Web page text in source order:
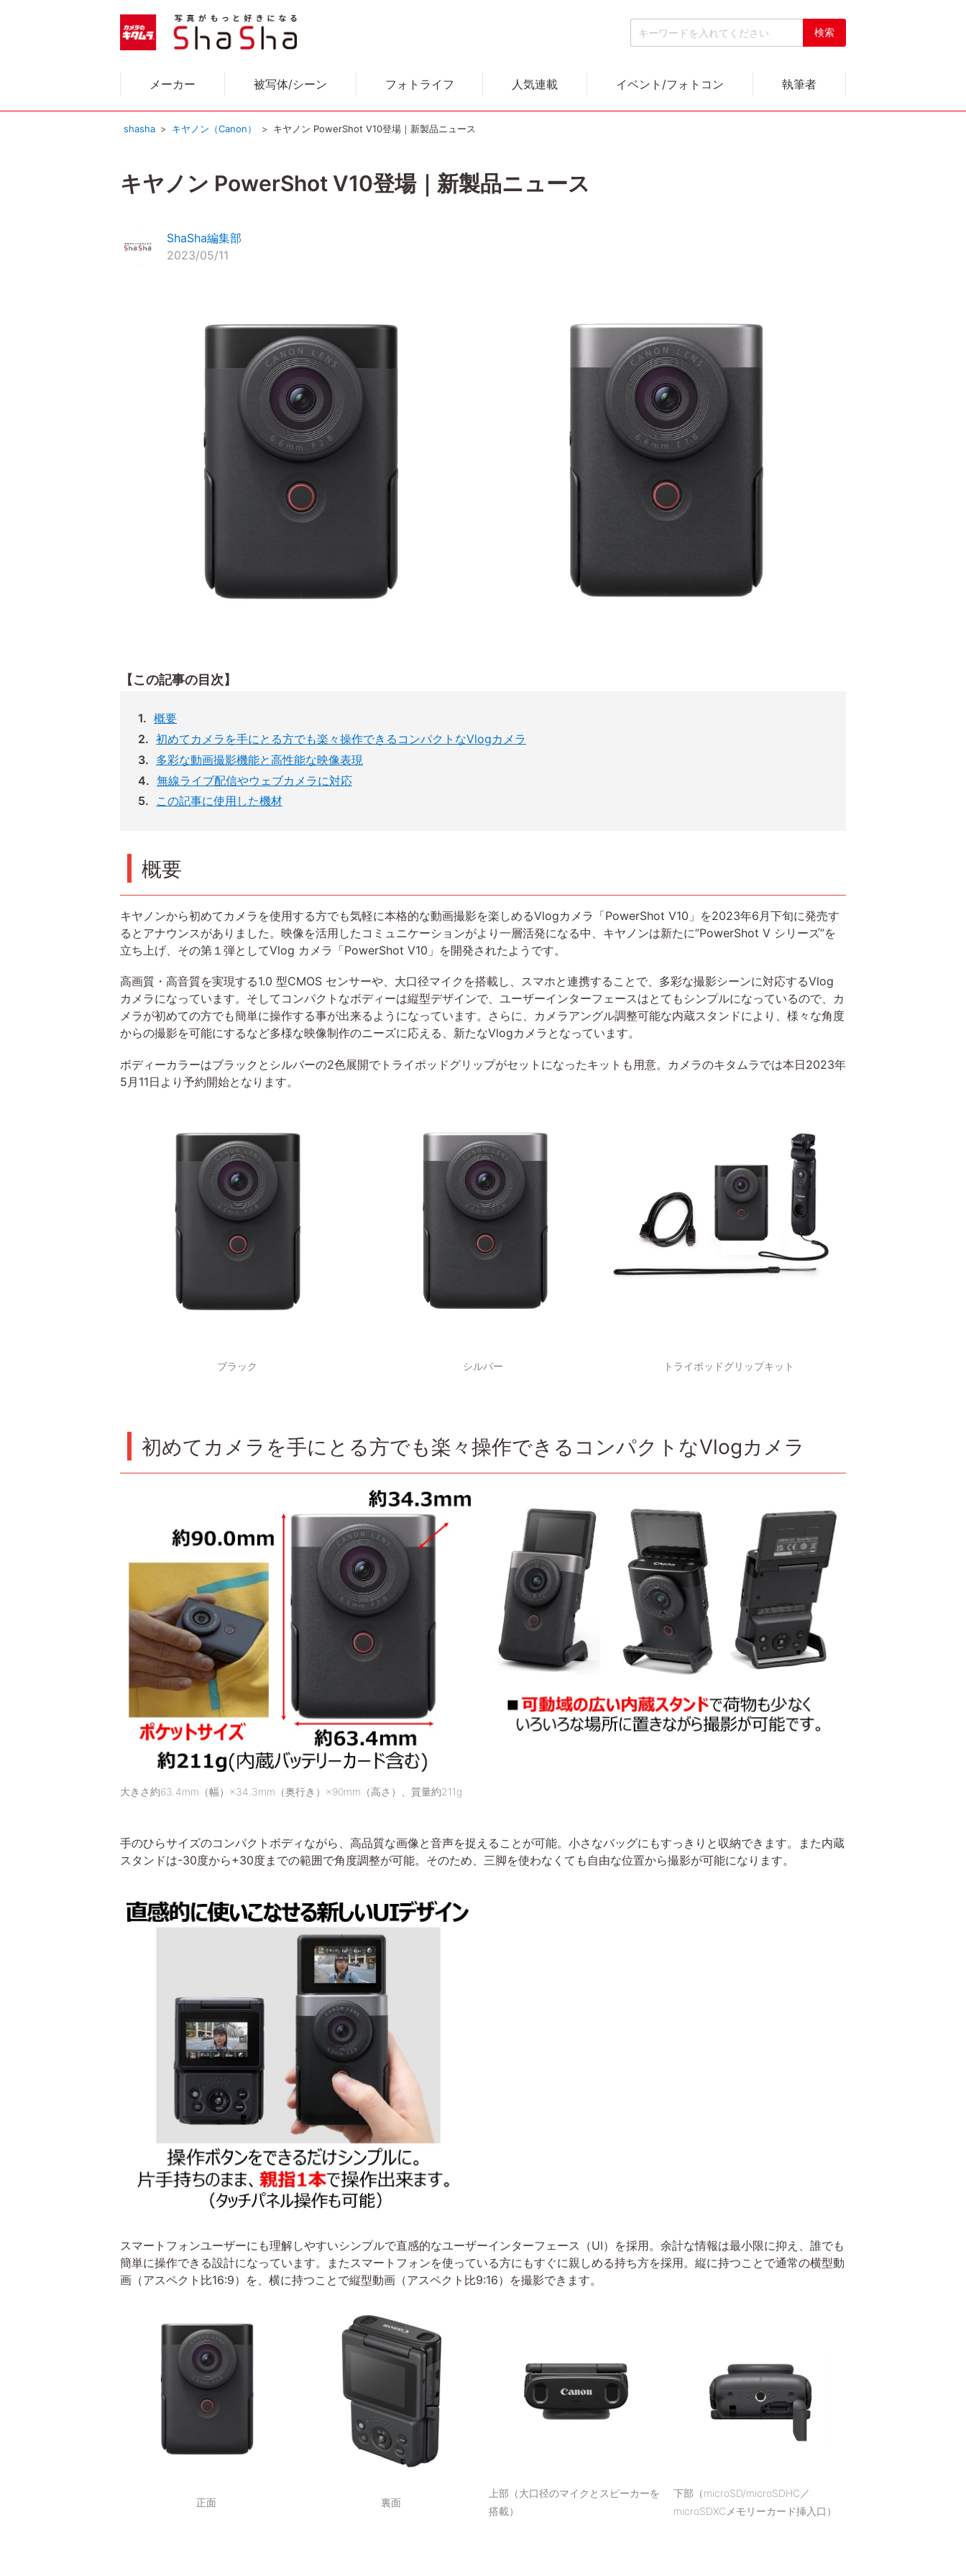
メーカー 被写体/シーン フォトライフ 人気連載 イベント/フォトコン 執筆者
shasha キヤノン（Canon） キヤノン PowerShot V10登場｜新製品ニュース
キヤノン PowerShot V10登場｜新製品ニュース
ShaSha編集部
2023/05/11
【この記事の目次】
概要
初めてカメラを手にとる方でも楽々操作できるコンパクトなVlogカメラ
多彩な動画撮影機能と高性能な映像表現
無線ライブ配信やウェブカメラに対応
この記事に使用した機材
概要
キヤノンから初めてカメラを使用する方でも気軽に本格的な動画撮影を楽しめるVlogカメラ「PowerShot V10」を2023年6月下旬に発売す
るとアナウンスがありました。映像を活用したコミュニケーションがより一層活発になる中、キヤノンは新たに”PowerShot V シリーズ”を
立ち上げ、その第１弾としてVlog カメラ「PowerShot V10」を開発されたようです。
高画質・高音質を実現する1.0 型CMOS センサーや、大口径マイクを搭載し、スマホと連携することで、多彩な撮影シーンに対応するVlog
カメラになっています。そしてコンパクトなボディーは縦型デザインで、ユーザーインターフェースはとてもシンプルになっているので、カ
メラが初めての方でも簡単に操作する事が出来るようになっています。さらに、カメラアングル調整可能な内蔵スタンドにより、様々な角度
からの撮影を可能にするなど多様な映像制作のニーズに応える、新たなVlogカメラとなっています。
ボディーカラーはブラックとシルバーの2色展開でトライポッドグリップがセットになったキットも用意。カメラのキタムラでは本日2023年
5月11日より予約開始となります。
ブラック シルバー トライポッドグリップキット
初めてカメラを手にとる方でも楽々操作できるコンパクトなVlogカメラ
大きさ約63.4mm（幅）×34.3mm（奥行き）×90mm（高さ）、質量約211g
手のひらサイズのコンパクトボディながら、高品質な画像と音声を捉えることが可能。小さなバッグにもすっきりと収納できます。また内蔵
スタンドは-30度から+30度までの範囲で角度調整が可能。そのため、三脚を使わなくても自由な位置から撮影が可能になります。
スマートフォンユーザーにも理解しやすいシンプルで直感的なユーザーインターフェース（UI）を採用。余計な情報は最小限に抑え、誰でも
簡単に操作できる設計になっています。またスマートフォンを使っている方にもすぐに親しめる持ち方を採用。縦に持つことで通常の横型動
画（アスペクト比16:9）を、横に持つことで縦型動画（アスペクト比9:16）を撮影できます。
正面 裏面
上部（大口径のマイクとスピーカーを
搭載）
下部（microSD/microSDHC／
microSDXCメモリーカード挿入口）